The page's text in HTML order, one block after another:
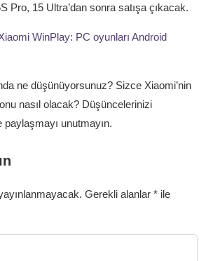
Pro, 15 Ultra’dan sonra satışa çıkacak.
WinPlay: PC oyunları Android
ne düşünüyorsunuz? Sizce Xiaomi’nin
nasıl olacak? Düşüncelerinizi
unutmayın.
Gerekli alanlar *ile